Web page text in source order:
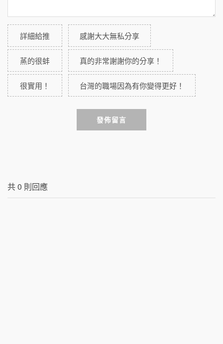
詳細給推 感謝大大無私分享
蒸的很蚌 真的非常謝謝你的分享！
很實用！ 台灣的職場因為有你變得更好！
發佈留言
共0 則回應